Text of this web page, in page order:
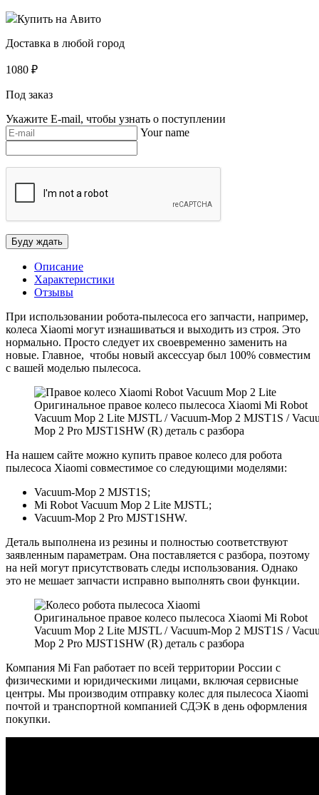
Купить на Авито
Доставка в любой город
1080 ₽
Под заказ
Укажите E-mail, чтобы узнать о поступлении
Your name
Описание
Характеристики
Отзывы
При использовании робота-пылесоса его запчасти, например,
колеса Xiaomi могут изнашиваться и выходить из строя. Это
нормально. Просто следует их своевременно заменить на
новые. Главное, чтобы новый аксессуар был 100% совместим
с вашей моделью пылесоса.
Оригинальное правое колесо пылесоса Xiaomi Mi Robot
Vacuum Mop 2 Lite MJSTL / Vacuum-Mop 2 MJST1S /
Mop 2 Pro MJST1SHW (R) деталь с разбора
На нашем сайте можно купить правое колесо для робота
пылесоса Xiaomi совместимое со следующими моделями:
Vacuum-Mop 2 MJST1S;
Mi Robot Vacuum Mop 2 Lite MJSTL;
Vacuum-Mop 2 Pro MJST1SHW.
Деталь выполнена из резины и полностью соответствуют
заявленным параметрам. Она поставляется с разбора, поэтому
на ней могут присутствовать следы использования. Однако
это не мешает запчасти исправно выполнять свои функции.
Оригинальное правое колесо пылесоса Xiaomi Mi Robot
Vacuum Mop 2 Lite MJSTL / Vacuum-Mop 2 MJST1S /
Mop 2 Pro MJST1SHW (R) деталь с разбора
Компания Mi Fan работает по всей территории России с
физическими и юридическими лицами, включая сервисные
центры. Мы производим отправку колес для пылесоса Xiaomi
почтой и транспортной компанией СДЭК в день оформления
покупки.